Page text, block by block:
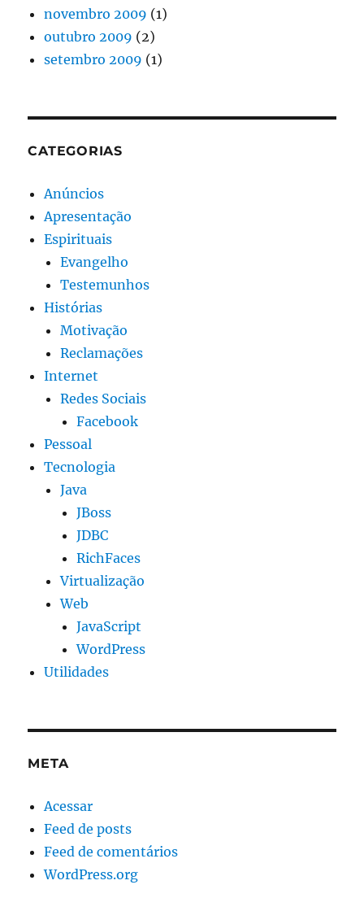
novembro 2009 (1)
outubro 2009 (2)
setembro 2009 (1)
CATEGORIAS
Anúncios
Apresentação
Espirituais
Evangelho
Testemunhos
Histórias
Motivação
Reclamações
Internet
Redes Sociais
Facebook
Pessoal
Tecnologia
Java
JBoss
JDBC
RichFaces
Virtualização
Web
JavaScript
WordPress
Utilidades
META
Acessar
Feed de posts
Feed de comentários
WordPress.org